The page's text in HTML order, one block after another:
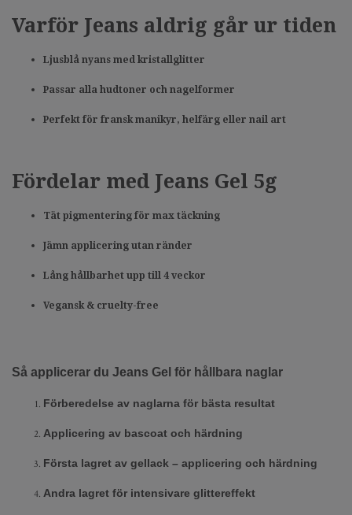
Varför Jeans aldrig går ur tiden
Ljusblå nyans med kristallglitter
Passar alla hudtoner och nagelformer
Perfekt för fransk manikyr, helfärg eller nail art
Fördelar med Jeans Gel 5g
Tät pigmentering för max täckning
Jämn applicering utan ränder
Lång hållbarhet upp till 4 veckor
Vegansk & cruelty-free
Så applicerar du Jeans Gel för hållbara naglar
Förberedelse av naglarna för bästa resultat
Applicering av bascoat och härdning
Första lagret av gellack – applicering och härdning
Andra lagret för intensivare glittereffekt